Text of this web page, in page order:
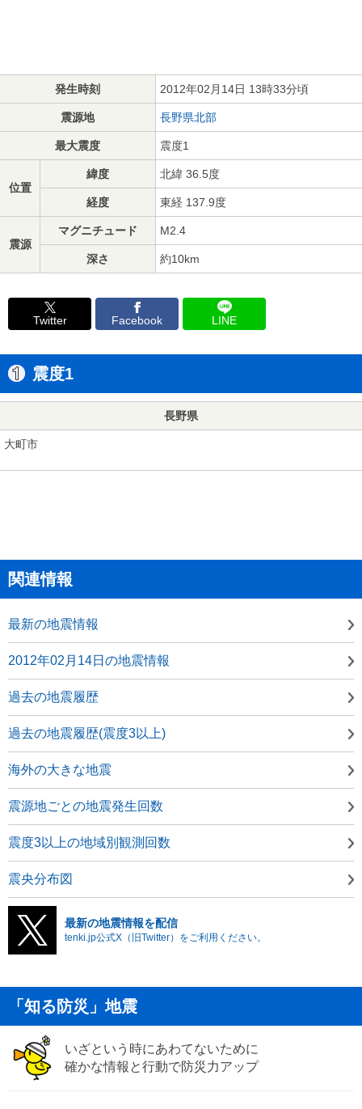
発生時刻 2012年02月14日 13時33分頃
震源地 長野県北部
最大震度 震度1
位置
緯度 北緯 36.5度
経度 東経 137.9度
震源
マグニチュード M2.4
深さ 約10km
Twitter Facebook LINE
震度1
長野県
大町市
関連情報
最新の地震情報
2012年02月14日の地震情報
過去の地震履歴
過去の地震履歴(震度3以上)
海外の大きな地震
震源地ごとの地震発生回数
震度3以上の地域別観測回数
震央分布図
最新の地震情報を配信
tenki.jp公式X（旧Twitter）をご利用ください。
「知る防災」地震
いざという時にあわてないために
確かな情報と行動で防災力アップ